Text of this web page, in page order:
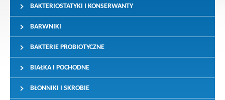
BAKTERIOSTATYKI I KONSERWANTY
BARWNIKI
BAKTERIE PROBIOTYCZNE
BIAŁKA I POCHODNE
BŁONNIKI I SKROBIE